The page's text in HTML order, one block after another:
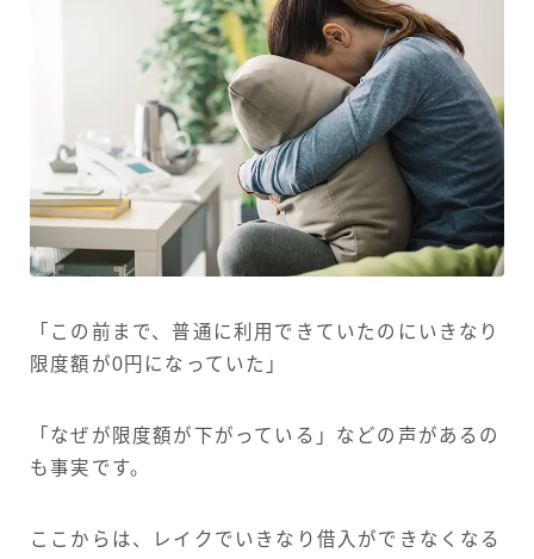
「この前まで、普通に利用できていたのにいきなり
限度額が0円になっていた」
「なぜが限度額が下がっている」などの声があるの
も事実です。
ここからは、レイクでいきなり借入ができなくなる